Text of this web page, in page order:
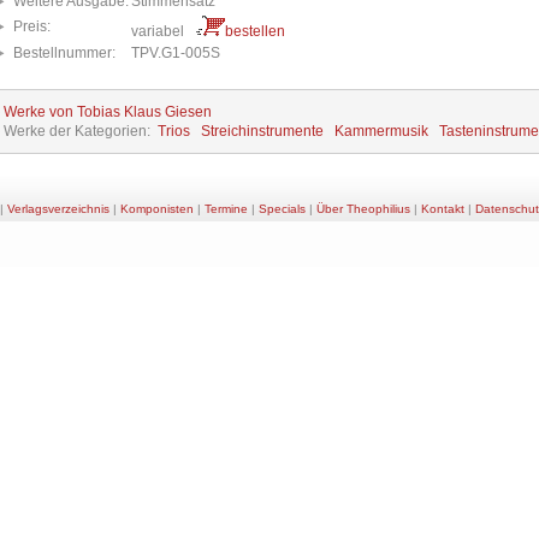
Preis:
variabel
bestellen
Bestellnummer:
TPV.G1-005S
Werke von Tobias Klaus Giesen
Werke der Kategorien: Trios Streichinstrumente Kammermusik
| Verlagsverzeichnis| Komponisten | Termine | Specials| Über Theophilius| Kontakt|